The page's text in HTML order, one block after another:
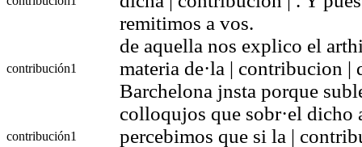
remitimos a vos.
contribución1
de aquella nos explico el
materia de·la | contribucion |
Barchelona jnsta porque
contribución1
colloqujos que sobr·el dicho
percebimos que si la |